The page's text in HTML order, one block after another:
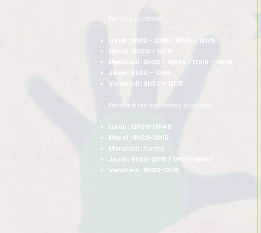
​Période scolaire:
Lundi : 9h00 - 12h15 / 13h15 – 18h15
Mardi : 8h30 – 12h15
Mercredi : 8h00 – 12h45 / 13h15 – 18h15
Jeudi : 8h30 – 12h15
Vendredi : 8h30 – 12h15
Pendant les vacances scolaires:
Lundi : 13h30-17h45
Mardi : 8h30-12h15
Mercredi : fermé
Jeudi : 8h30-12h15 / 13h30-16h30
Vendredi : 8h30-12h15